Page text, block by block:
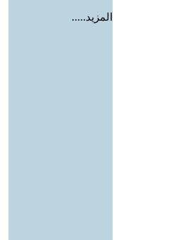
المزيد.....